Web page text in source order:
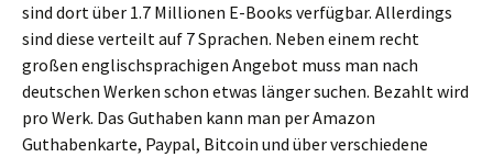
sind dort über 1.7 Millionen E-Books verfügbar. Allerdings
sind diese verteilt auf 7 Sprachen. Neben einem recht
großen englischsprachigen Angebot muss man nach
deutschen Werken schon etwas länger suchen. Bezahlt wird
pro Werk. Das Guthaben kann man per Amazon
Guthabenkarte, Paypal, Bitcoin und über verschiedene